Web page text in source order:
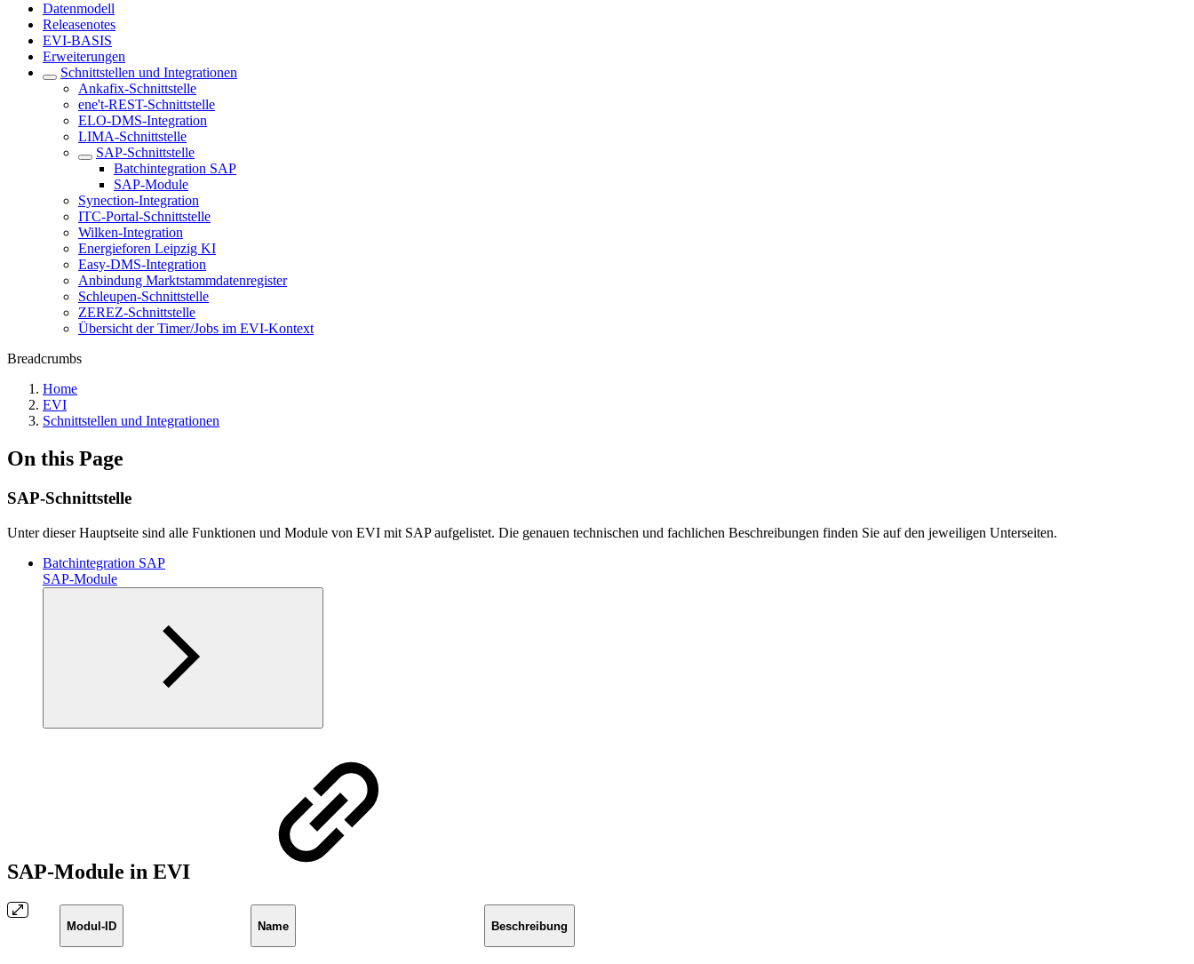
Datenmodell
Releasenotes
EVI-BASIS
Erweiterungen
Schnittstellen und Integrationen
Ankafix-Schnittstelle
ene't-REST-Schnittstelle
ELO-DMS-Integration
LIMA-Schnittstelle
SAP-Schnittstelle
Batchintegration SAP
SAP-Module
Synection-Integration
ITC-Portal-Schnittstelle
Wilken-Integration
Energieforen Leipzig KI
Easy-DMS-Integration
Anbindung Marktstammdatenregister
Schleupen-Schnittstelle
ZEREZ-Schnittstelle
Übersicht der Timer/Jobs im EVI-Kontext
Breadcrumbs
Home
EVI
Schnittstellen und Integrationen
On this Page
SAP-Schnittstelle
Unter dieser Hauptseite sind alle Funktionen und Module von EVI mit SAP aufgelistet. Die genauen technischen und fachlichen Beschreibungen finden Sie auf den jeweiligen Unterseiten.
Batchintegration SAP
SAP-Module
SAP-Module in EVI
Modul-ID Name Beschreibung